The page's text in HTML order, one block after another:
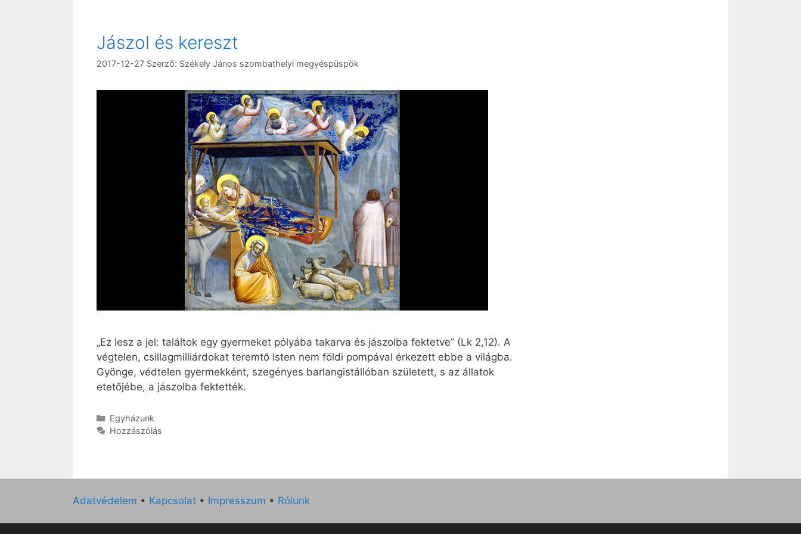
Jászol és kereszt
2017-12-27 Szerző: Székely János szombathelyi megyéspüspök
„Ez lesz a jel: találtok egy gyermeket pólyába takarva és jászolba fektetve” (Lk 2,12). A
végtelen, csillagmilliárdokat teremtő Isten nem földi pompával érkezett ebbe a világba.
Gyönge, védtelen gyermekként, szegényes barlangistállóban született, s az állatok
etetőjébe, a jászolba fektették.
Kategória
Egyházunk
Hozzászólás
Adatvédelem • Kapcsolat • Impresszum • Rólunk